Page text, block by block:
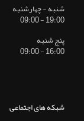
شنبه - چهارشنبه
19:00 - 09:00
پنج شنبه
16:00 - 09:00
شبکه های اجتماعی